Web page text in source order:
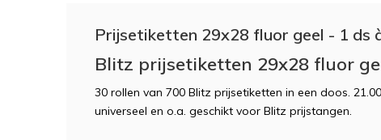
Prijsetiketten 29x28 fluor geel - 1 ds
Blitz prijsetiketten 29x28 fluor
30 rollen van 700 Blitz prijsetiketten in een doos.
universeel en o.a. geschikt voor Blitz prijstangen.